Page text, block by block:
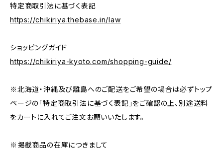
特定商取引法に基づく表記
https://chikiriya.thebase.in/law
ショッピングガイド
https://chikiriya-kyoto.com/shopping-guide/
※北海道・沖縄及び離島へのご配送をご希望の場合は必ずトップ
ページの「特定商取引法に基づく表記」をご確認の上、別途送料
をカートに入れてご注文お願いいたします。
※掲載商品の在庫につきまして